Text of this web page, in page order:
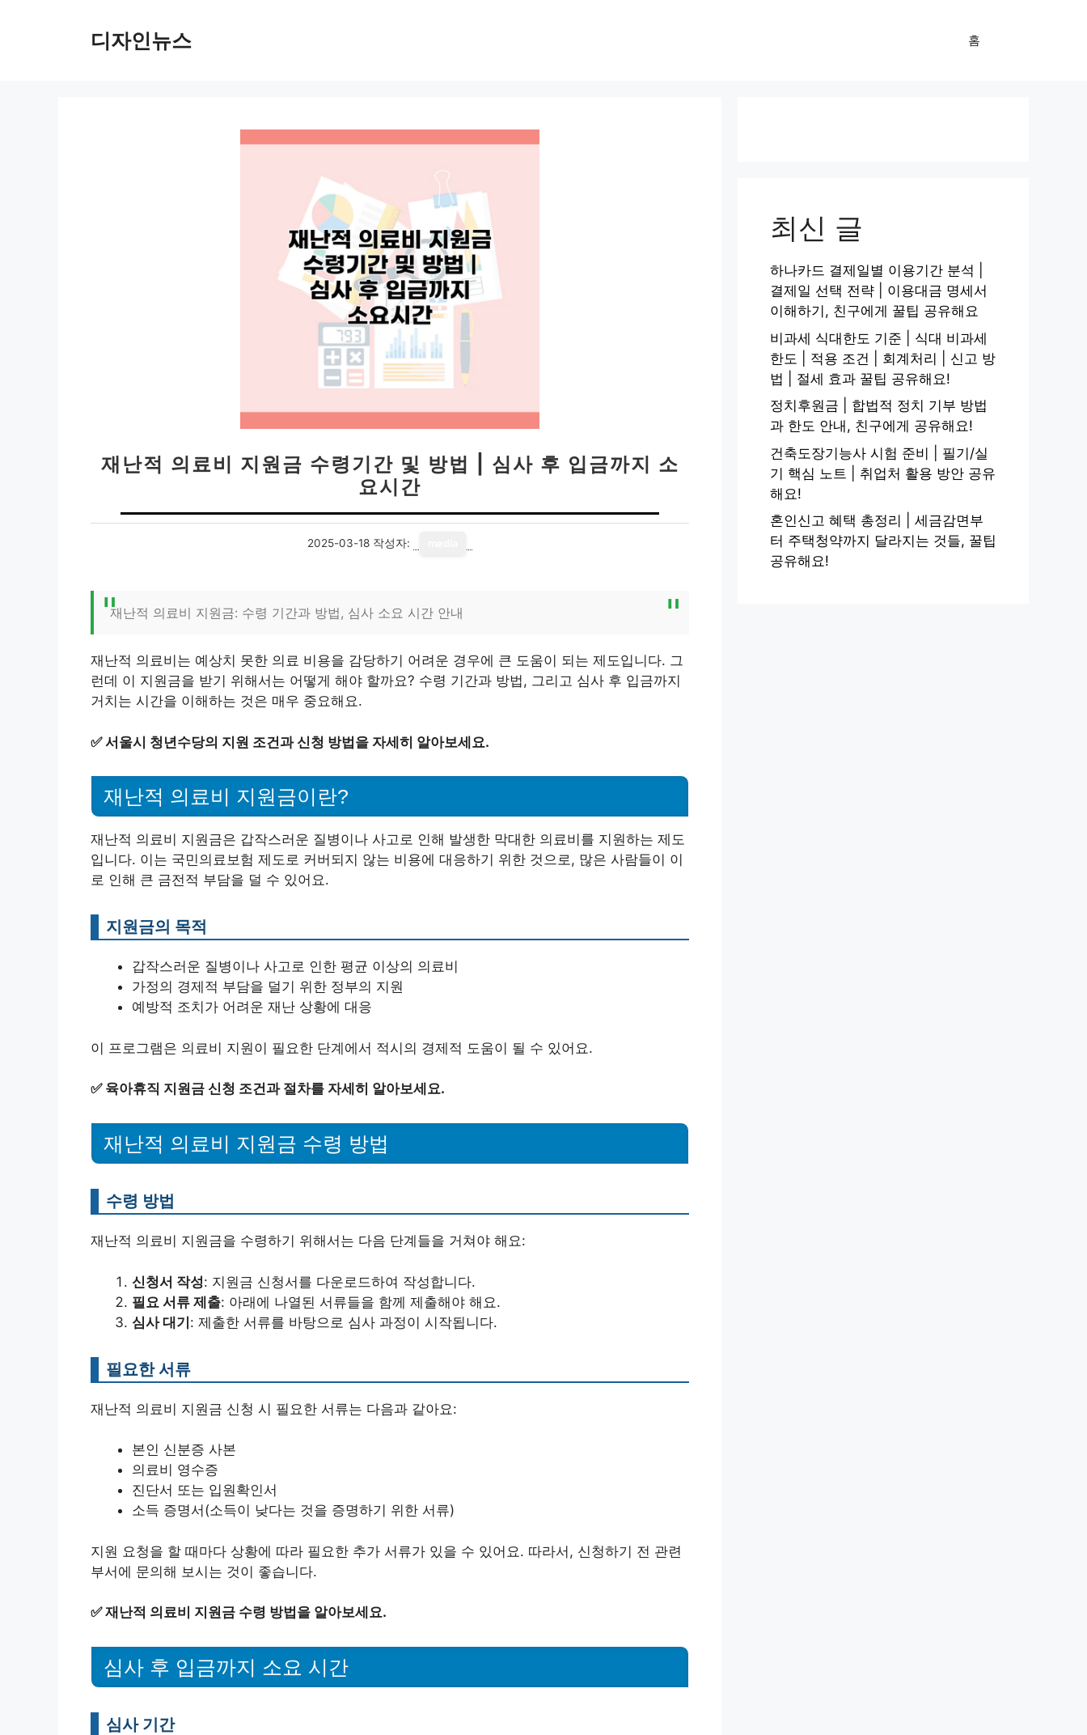
디자인뉴스 홈
재난적 의료비 지원금 수령기간 및 방법 | 심사 후 입금까지 소
요시간
2025-03-18 작성자:
재난적 의료비 지원금: 수령 기간과 방법, 심사 소요 시간 안내
재난적 의료비는 예상치 못한 의료 비용을 감당하기 어려운 경우에 큰 도움이 되는 제도입니다. 그
런데 이 지원금을 받기 위해서는 어떻게 해야 할까요? 수령 기간과 방법, 그리고 심사 후 입금까지
거치는 시간을 이해하는 것은 매우 중요해요.
✅서울시 청년수당의 지원 조건과 신청 방법을 자세히 알아보세요.
재난적 의료비 지원금이란?
재난적 의료비 지원금은 갑작스러운 질병이나 사고로 인해 발생한 막대한 의료비를 지원하는 제도
입니다. 이는 국민의료보험 제도로 커버되지 않는 비용에 대응하기 위한 것으로, 많은 사람들이 이
로 인해 큰 금전적 부담을 덜 수 있어요.
지원금의 목적
갑작스러운 질병이나 사고로 인한 평균 이상의 의료비
가정의 경제적 부담을 덜기 위한 정부의 지원
예방적 조치가 어려운 재난 상황에 대응
이 프로그램은 의료비 지원이 필요한 단계에서 적시의 경제적 도움이 될 수 있어요.
✅ 육아휴직 지원금 신청 조건과 절차를 자세히 알아보세요.
재난적 의료비 지원금 수령 방법
수령 방법
재난적 의료비 지원금을 수령하기 위해서는 다음 단계들을 거쳐야 해요:
신청서 작성: 지원금 신청서를 다운로드하여 작성합니다.
필요 서류 제출: 아래에 나열된 서류들을 함께 제출해야 해요.
심사 대기: 제출한 서류를 바탕으로 심사 과정이 시작됩니다.
필요한 서류
재난적 의료비 지원금 신청 시 필요한 서류는 다음과 같아요:
본인 신분증 사본
의료비 영수증
진단서 또는 입원확인서
소득 증명서(소득이 낮다는 것을 증명하기 위한 서류)
지원 요청을 할 때마다 상황에 따라 필요한 추가 서류가 있을 수 있어요. 따라서, 신청하기 전 관련
부서에 문의해 보시는 것이 좋습니다.
✅재난적 의료비 지원금 수령 방법을 알아보세요.
심사 후 입금까지 소요 시간
심사 기간
최신 글
하나카드 결제일별 이용기간 분석 |
결제일 선택 전략 | 이용대금 명세서
이해하기, 친구에게 꿀팁 공유해요
비과세 식대한도 기준 | 식대 비과세
한도 | 적용 조건 | 회계처리 | 신고 방
법 | 절세 효과 꿀팁 공유해요!
정치후원금 | 합법적 정치 기부 방법
과 한도 안내, 친구에게 공유해요!
건축도장기능사 시험 준비 | 필기/실
기 핵심 노트 | 취업처 활용 방안 공유
해요!
혼인신고 혜택 총정리 | 세금감면부
터 주택청약까지 달라지는 것들, 꿀팁
공유해요!